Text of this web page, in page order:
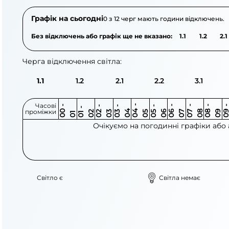
Графік на сьогодні0 з 12 черг мають години відключень.
Без відключень або графік ще не вказано: 1.1 1.2 2.1
Черга відключення світла:
1.1 1.2 2.1 2.2 3.1
Часові
проміжки 0
0
-
0 1 0
1
-
0 2 0 2
-
0 3 0 3
-
0 4 0 4
-
0 5 0 5
-
0 6 0 6
-
0 7 0 7
-
0 8 0 8
-
0 9 0
9
-
1
Очікуємо на погодинні графіки
Світло є Світла немає